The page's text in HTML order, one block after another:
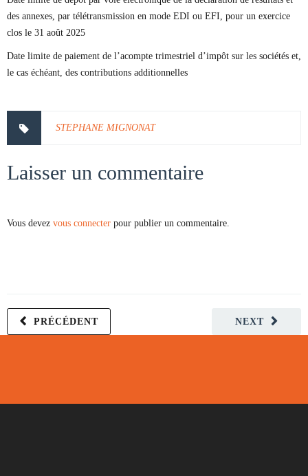
des annexes, par télétransmission en mode EDI ou EFI, pour un exercice
clos le 31 août 2025
Date limite de paiement de l’acompte trimestriel d’impôt sur les sociétés et,
le cas échéant, des contributions additionnelles
STEPHANE MIGNONAT
Laisser un commentaire
Vous devez vous connecter pour publier un commentaire.
NEXT
PRÉCÉDENT